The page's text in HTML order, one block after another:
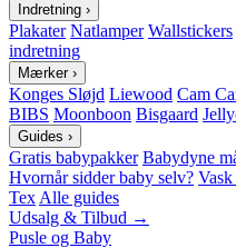
Indretning ›
Plakater Natlamper Wallstickers
indretning
Mærker ›
Konges Sløjd Liewood Cam
BIBS Moonboon Bisgaard
Guides ›
Gratis babypakker Babydyne
Hvornår sidder baby selv? Vask
Tex Alle guides
Udsalg & Tilbud →
Pusle og Baby